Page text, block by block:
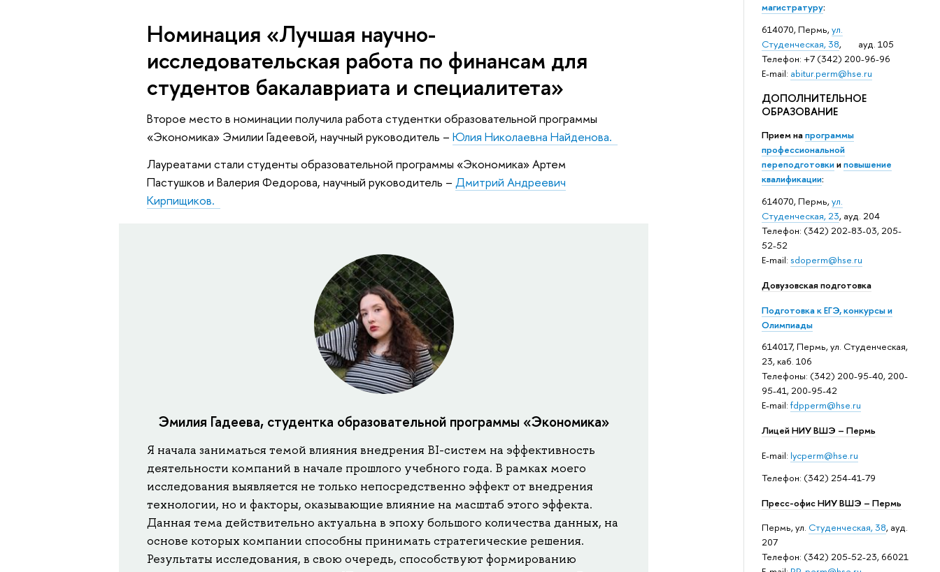
магистратуру:
614070, Пермь,ул.
Студенческая, 38, ауд. 105
Телефон: +7 (342) 200-96-96
E-mail: abitur.perm@hse.ru
ДОПОЛНИТЕЛЬНОЕ
ОБРАЗОВАНИЕ
Прием напрограммы
профессиональной
переподготовкииповышение
квалификации:
614070, Пермь,ул.
Студенческая, 23, ауд. 204
Телефон: (342) 202-83-03, 205-
52-52
E-mail: sdoperm@hse.ru
Довузовская подготовка
Подготовка к ЕГЭ, конкурсы и
Олимпиады
614017, Пермь, ул. Студенческая,
23, каб. 106
Телефоны: (342) 200-95-40, 200-
95-41, 200-95-42
E-mail: fdpperm@hse.ru
Лицей НИУ ВШЭ – Пермь
E-mail: lycperm@hse.ru
Телефон: (342) 254-41-79
Пресс-офис НИУ ВШЭ – Пермь
Пермь, ул. Студенческая, 38, ауд.
207
Телефон: (342) 205-52-23, 66021
Номинация «Лучшая научно-
исследовательская работа по финансам для
студентов бакалавриата и специалитета»
Второе место в номинации получила работа студентки образовательной программы
«Экономика» Эмилии Гадеевой, научный руководитель – Юлия Николаевна Найденова.
Лауреатами стали студенты образовательной программы «Экономика» Артем
Пастушков и Валерия Федорова, научный руководитель – Дмитрий Андреевич
Кирпищиков. ​​​​​​
Эмилия Гадеева, студентка образовательной программы «Экономика»
Я начала заниматься темой влияния внедрения BI-систем на эффективность
деятельности компаний в начале прошлого учебного года. В рамках моего
исследования выявляется не только непосредственно эффект от внедрения
технологии, но и факторы, оказывающие влияние на масштаб этого эффекта.
Данная тема действительно актуальна в эпоху большого количества данных, на
основе которых компании способны принимать стратегические решения.
Результаты исследования, в свою очередь, способствуют формированию